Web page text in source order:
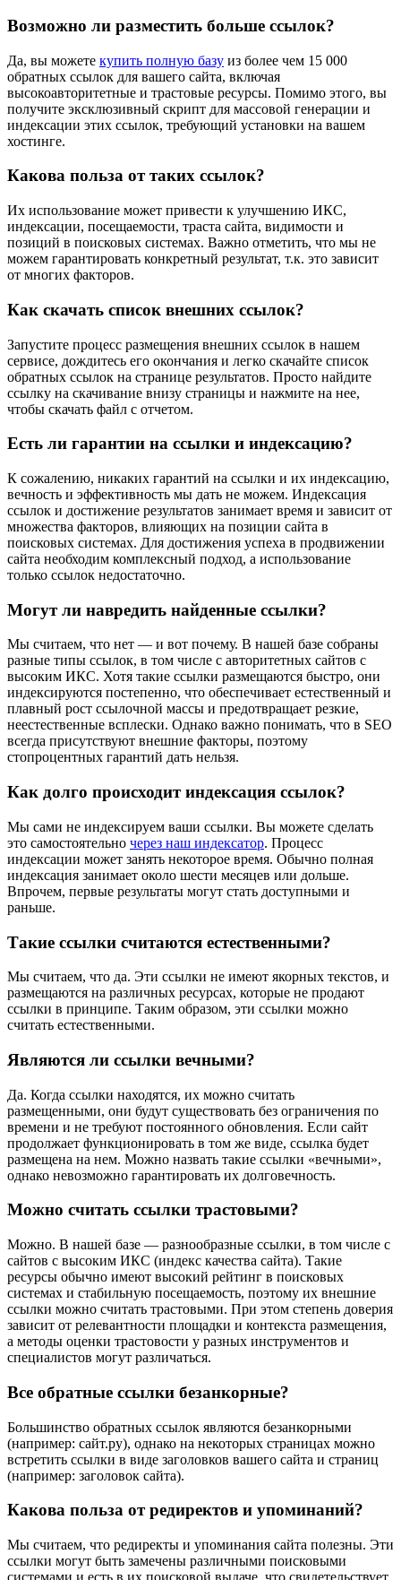
Возможно ли разместить больше ссылок?
Да, вы можете купить полную базу из более чем 15 000
обратных ссылок для вашего сайта, включая
высокоавторитетные и трастовые ресурсы. Помимо этого, вы
получите эксклюзивный скрипт для массовой генерации и
индексации этих ссылок, требующий установки на вашем
хостинге.
Какова польза от таких ссылок?
Их использование может привести к улучшению ИКС,
индексации, посещаемости, траста сайта, видимости и
позиций в поисковых системах. Важно отметить, что мы не
можем гарантировать конкретный результат, т.к. это зависит
от многих факторов.
Как скачать список внешних ссылок?
Запустите процесс размещения внешних ссылок в нашем
сервисе, дождитесь его окончания и легко скачайте список
обратных ссылок на странице результатов. Просто найдите
ссылку на скачивание внизу страницы и нажмите на нее,
чтобы скачать файл с отчетом.
Есть ли гарантии на ссылки и индексацию?
К сожалению, никаких гарантий на ссылки и их индексацию,
вечность и эффективность мы дать не можем. Индексация
ссылок и достижение результатов занимает время и зависит от
множества факторов, влияющих на позиции сайта в
поисковых системах. Для достижения успеха в продвижении
сайта необходим комплексный подход, а использование
только ссылок недостаточно.
Могут ли навредить найденные ссылки?
Мы считаем, что нет — и вот почему. В нашей базе собраны
разные типы ссылок, в том числе с авторитетных сайтов с
высоким ИКС. Хотя такие ссылки размещаются быстро, они
индексируются постепенно, что обеспечивает естественный и
плавный рост ссылочной массы и предотвращает резкие,
неестественные всплески. Однако важно понимать, что в SEO
всегда присутствуют внешние факторы, поэтому
стопроцентных гарантий дать нельзя.
Как долго происходит индексация ссылок?
Мы сами не индексируем ваши ссылки. Вы можете сделать
это самостоятельно через наш индексатор. Процесс
индексации может занять некоторое время. Обычно полная
индексация занимает около шести месяцев или дольше.
Впрочем, первые результаты могут стать доступными и
раньше.
Такие ссылки считаются естественными?
Мы считаем, что да. Эти ссылки не имеют якорных текстов, и
размещаются на различных ресурсах, которые не продают
ссылки в принципе. Таким образом, эти ссылки можно
считать естественными.
Являются ли ссылки вечными?
Да. Когда ссылки находятся, их можно считать
размещенными, они будут существовать без ограничения по
времени и не требуют постоянного обновления. Если сайт
продолжает функционировать в том же виде, ссылка будет
размещена на нем. Можно назвать такие ссылки «вечными»,
однако невозможно гарантировать их долговечность.
Можно считать ссылки трастовыми?
Можно. В нашей базе — разнообразные ссылки, в том числе с
сайтов с высоким ИКС (индекс качества сайта). Такие
ресурсы обычно имеют высокий рейтинг в поисковых
системах и стабильную посещаемость, поэтому их внешние
ссылки можно считать трастовыми. При этом степень доверия
зависит от релевантности площадки и контекста размещения,
а методы оценки трастовости у разных инструментов и
специалистов могут различаться.
Все обратные ссылки безанкорные?
Большинство обратных ссылок являются безанкорными
(например: сайт.ру), однако на некоторых страницах можно
встретить ссылки в виде заголовков вашего сайта и страниц
(например: заголовок сайта).
Какова польза от редиректов и упоминаний?
Мы считаем, что редиректы и упоминания сайта полезны. Эти
ссылки могут быть замечены различными поисковыми
системами и есть в их поисковой выдаче, что свидетельствует